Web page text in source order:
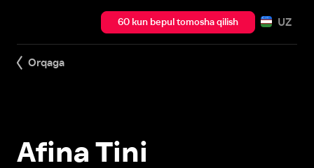
60 kun bepul tomosha qilish UZ
Orqaga
Afina Tini